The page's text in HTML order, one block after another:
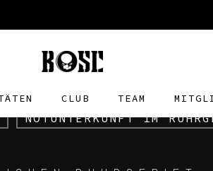
CLUB TEAM
NOTUNTERKUNFT IM